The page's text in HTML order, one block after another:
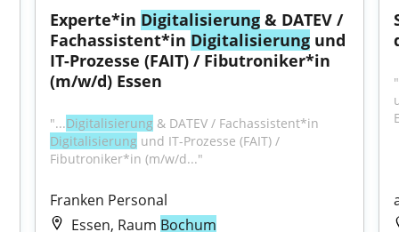
Experte*in Digitalisierung & DATEV /
Fachassistent*in Digitalisierung und
IT-Prozesse (FAIT) / Fibutroniker*in
(m/w/d) Essen
"...Digitalisierung
Digitalisierung und IT-Prozesse (FAIT) /
Fibutroniker*in (m/w/d..."
Franken Personal
Essen, Raum Bochum